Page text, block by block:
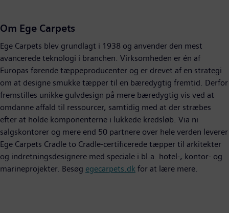
Om Ege Carpets
Ege Carpets blev grundlagt i 1938 og anvender den mest
avancerede teknologi i branchen. Virksomheden er én af
Europas førende tæppeproducenter og er drevet af en strategi
om at designe smukke tæpper til en bæredygtig fremtid. Derfor
fremstilles unikke gulvdesign på mere bæredygtig vis ved at
omdanne affald til ressourcer, samtidig med at der stræbes
efter at holde komponenterne i lukkede kredsløb. Via ni
salgskontorer og mere end 50 partnere over hele verden leverer
Ege Carpets Cradle to Cradle-certificerede tæpper til arkitekter
og indretningsdesignere med speciale i bl.a. hotel-, kontor- og
marineprojekter. Besøg egecarpets.dk for at lære mere.